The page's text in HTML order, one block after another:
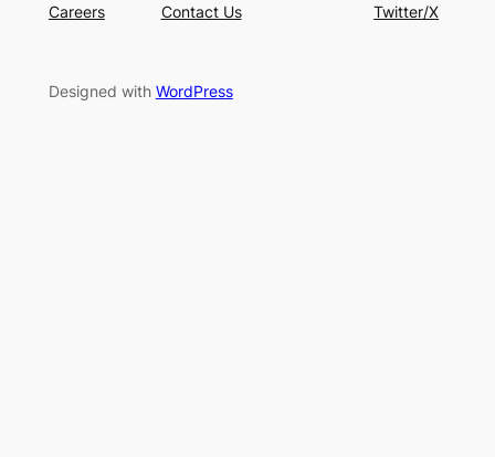
Careers Contact Us Twitter/X
Designed with WordPress